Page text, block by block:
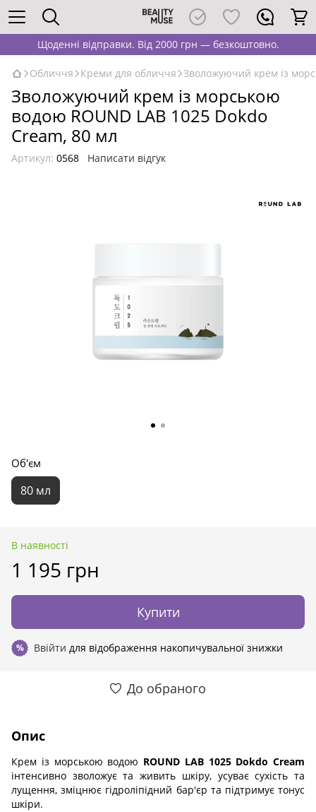
Щоденні відправки. Від 2000 грн — безкоштовно.
Обличчя Креми для обличчя Зволожуючий крем із
Зволожуючий крем із морською
водою ROUND LAB 1025 Dokdo
Cream, 80 мл
Артикул: 0568 Написати відгук
Об'єм
80 мл
В наявності
1 195 грн
Купити
% Ввійти для відображення накопичувальної знижки
До обраного
Опис
Крем із морською водою ROUND LAB 1025 Dokdo Cream
інтенсивно зволожує та живить шкіру, усуває сухість та
лущення, зміцнює гідроліпідний бар'єр та підтримує тонус
шкіри.